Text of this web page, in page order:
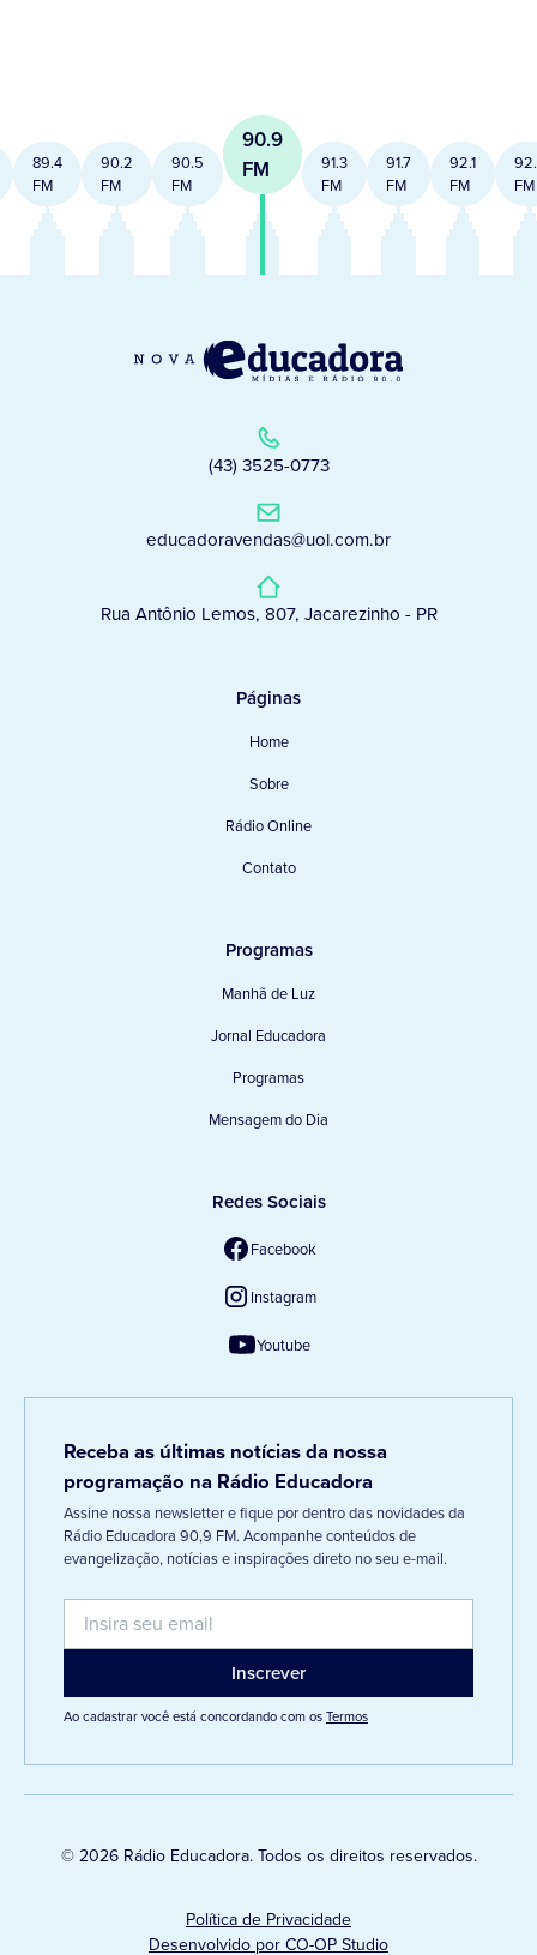
89.4
FM
90.2
FM
90.5
FM
90.9
FM
91.3
FM
91.7
FM
92.1
FM
FM
(43) 3525-0773
educadoravendas@uol.com.br
Rua Antônio Lemos, 807, Jacarezinho - PR
Páginas
Home
Sobre
Rádio Online
Contato
Programas
Manhã de Luz
Jornal Educadora
Programas
Mensagem do Dia
Redes Sociais
Facebook
Instagram
Youtube
Receba as últimas notícias da nossa
programação na Rádio Educadora
Assine nossa newsletter e fique por dentro das novidades da
Rádio Educadora 90,9 FM. Acompanhe conteúdos de
evangelização, notícias e inspirações direto no seu e-mail.
Ao cadastrar você está concordando com osTermos
© 2026 Rádio Educadora. Todos os direitos reservados.
Política de Privacidade
Desenvolvido por CO-OP Studio